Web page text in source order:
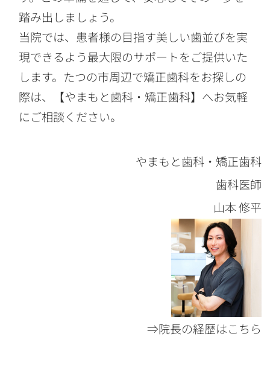
踏み出しましょう。
当院では、患者様の目指す美しい歯並びを実
現できるよう最大限のサポートをご提供いた
します。たつの市周辺で矯正歯科をお探しの
際は、【やまもと歯科・矯正歯科】へお気軽
にご相談ください。
やまもと歯科・矯正歯科
歯科医師
山本 修平
⇒院長の経歴はこちら